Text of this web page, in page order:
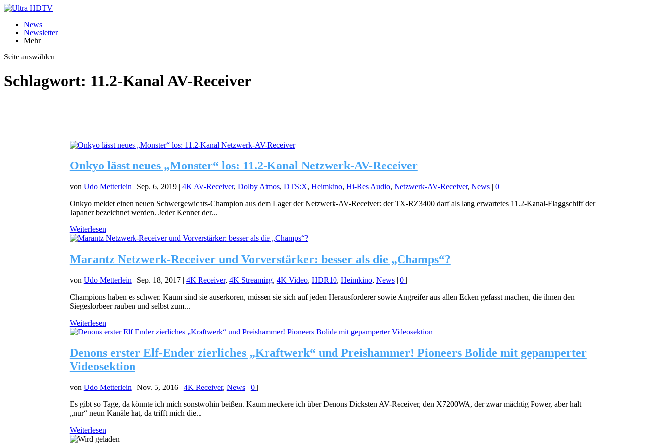
News
Newsletter
Mehr
Seite auswählen
Schlagwort: 11.2-Kanal AV-Receiver
Onkyo lässt neues „Monster“ los: 11.2-Kanal Netzwerk-AV-Receiver
von Udo Metterlein | Sep. 6, 2019| 4K AV-Receiver, Dolby Atmos, DTS:X, Heimkino, Hi-Res Audio, Netzwerk-AV-Receiver, News| 0 |
Onkyo meldet einen neuen Schwergewichts-Champion aus dem Lager der Netzwerk-AV-Receiver: der TX-RZ3400 darf als lang erwartetes 11.2-Kanal-Flaggschiff der
Japaner bezeichnet werden. Jeder Kenner der...
Weiterlesen
Marantz Netzwerk-Receiver und Vorverstärker: besser als die „Champs“?
von Udo Metterlein | Sep. 18, 2017| 4K Receiver, 4K Streaming, 4K Video, HDR10, Heimkino, News| 0 |
Champions haben es schwer. Kaum sind sie auserkoren, müssen sie sich auf jeden Herausforderer sowie Angreifer aus allen Ecken gefasst machen, die ihnen den
Siegeslorbeer rauben und selbst zum...
Weiterlesen
Denons erster Elf-Ender zierliches „Kraftwerk“ und Preishammer! Pioneers Bolide mit gepamperter
Videosektion
von Udo Metterlein | Nov. 5, 2016| 4K Receiver, News| 0 |
Es gibt so Tage, da könnte ich mich sonstwohin beißen. Kaum meckere ich über Denons Dicksten AV-Receiver, den X7200WA, der zwar mächtig Power, aber halt
„nur“ neun Kanäle hat, da trifft mich die...
Weiterlesen